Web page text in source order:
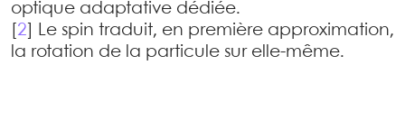
optique adaptative dédiée.
2
Le spin traduit, en première approximation,
la rotation de la particule sur elle-même.